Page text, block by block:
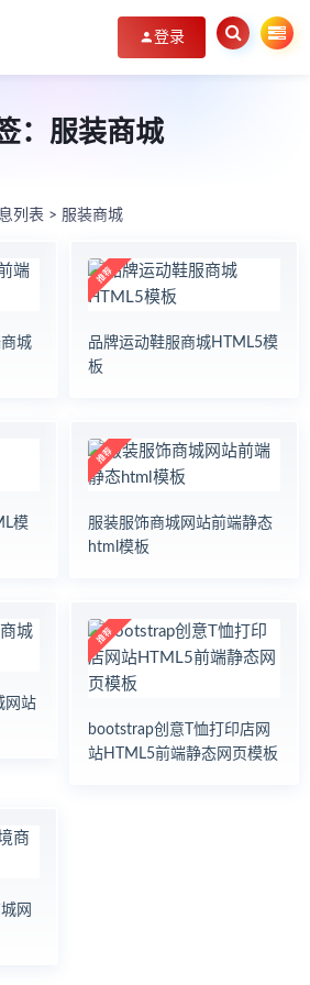
登录
：服装商城
列表 > 服装商城
城
品牌运动鞋服商城HTML5模
板
模
服装服饰商城网站前端静态
html模板
网站
bootstrap创意T恤打印店网
站HTML5前端静态网页模板
网